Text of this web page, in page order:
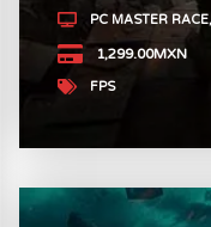
PC MASTER RACE
1,299.00MXN
FPS